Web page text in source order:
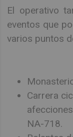
El operativo
eventos que
varios puntos
Carrera
NA-718.